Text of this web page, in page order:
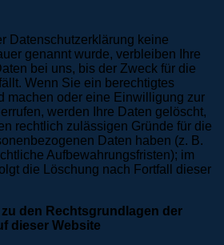
Datenschutzerklärung keine
genannt wurde, verbleiben Ihre
bei uns, bis der Zweck für die
Wenn Sie ein berechtigtes
machen oder eine Einwilligung zur
werden Ihre Daten gelöscht,
rechtlich zulässigen Gründe für die
Daten haben (z. B.
Aufbewahrungsfristen); im
die Löschung nach Fortfall dieser
den Rechtsgrundlagen der
dieser Website